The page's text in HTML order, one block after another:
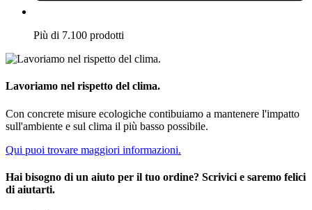
Più di 7.100 prodotti
Lavoriamo nel rispetto del clima.
Con concrete misure ecologiche contibuiamo a mantenere l'impatto
sull'ambiente e sul clima il più basso possibile.
Qui puoi trovare maggiori informazioni.
Hai bisogno di un aiuto per il tuo ordine? Scrivici e saremo felici
di aiutarti.